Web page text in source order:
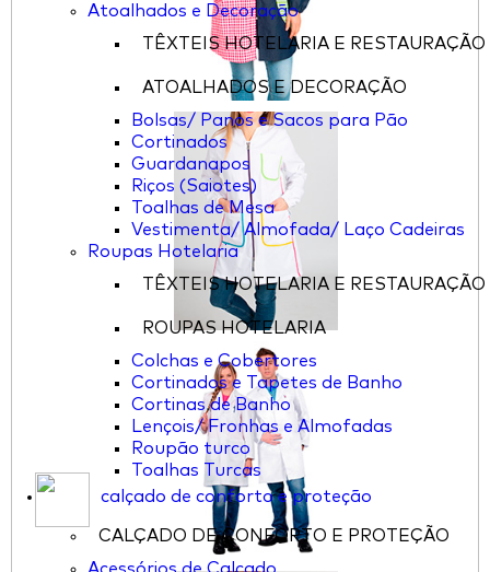
Atoalhados e Decoração
TÊXTEIS HOTELARIA E RESTAURAÇÃO
ATOALHADOS E DECORAÇÃO
Bolsas/ Panos e Sacos para Pão
Cortinados
Guardanapos
Riços (Saiotes)
Toalhas de Mesa
Vestimenta/ Almofada/ Laço Cadeiras
Roupas Hotelaria
TÊXTEIS HOTELARIA E RESTAURAÇÃO
ROUPAS HOTELARIA
Colchas e Cobertores
Cortinados e Tapetes de Banho
Cortinas de Banho
Lençois/ Fronhas e Almofadas
Roupão turco
Toalhas Turcas
calçado de conforto e proteção
CALÇADO DE CONFORTO E PROTEÇÃO